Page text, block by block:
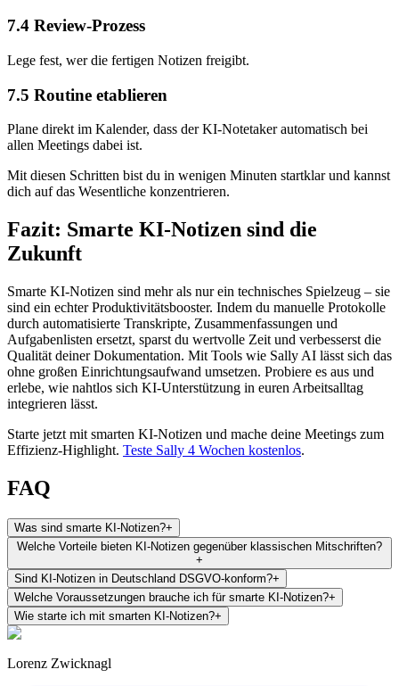
7.4 Review-Prozess
Lege fest, wer die fertigen Notizen freigibt.
7.5 Routine etablieren
Plane direkt im Kalender, dass der KI-Notetaker automatisch bei
allen Meetings dabei ist.
Mit diesen Schritten bist du in wenigen Minuten startklar und kannst
dich auf das Wesentliche konzentrieren.
Fazit: Smarte KI-Notizen sind die
Zukunft
Smarte KI-Notizen sind mehr als nur ein technisches Spielzeug – sie
sind ein echter Produktivitätsbooster. Indem du manuelle Protokolle
durch automatisierte Transkripte, Zusammenfassungen und
Aufgabenlisten ersetzt, sparst du wertvolle Zeit und verbesserst die
Qualität deiner Dokumentation. Mit Tools wie Sally AI lässt sich das
ohne großen Einrichtungsaufwand umsetzen. Probiere es aus und
erlebe, wie nahtlos sich KI-Unterstützung in euren Arbeitsalltag
integrieren lässt.
Starte jetzt mit smarten KI-Notizen und mache deine Meetings zum
Effizienz-Highlight. Teste Sally 4 Wochen kostenlos.
FAQ
Was sind smarte KI-Notizen?+
Welche Vorteile bieten KI-Notizen gegenüber klassischen Mitschriften?
+
Sind KI-Notizen in Deutschland DSGVO-konform?+
Welche Voraussetzungen brauche ich für smarte KI-Notizen?+
Wie starte ich mit smarten KI-Notizen?+
Lorenz Zwicknagl